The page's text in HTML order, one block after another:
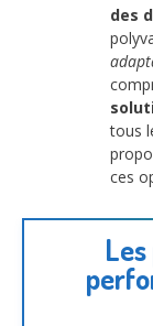
des
tous
ces